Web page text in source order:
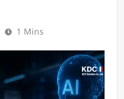
เหมาะกับช่างภาพ
Power Bank
จีนก้าวกระโดด
ยีสู่การทำงานจริง
1 Mins